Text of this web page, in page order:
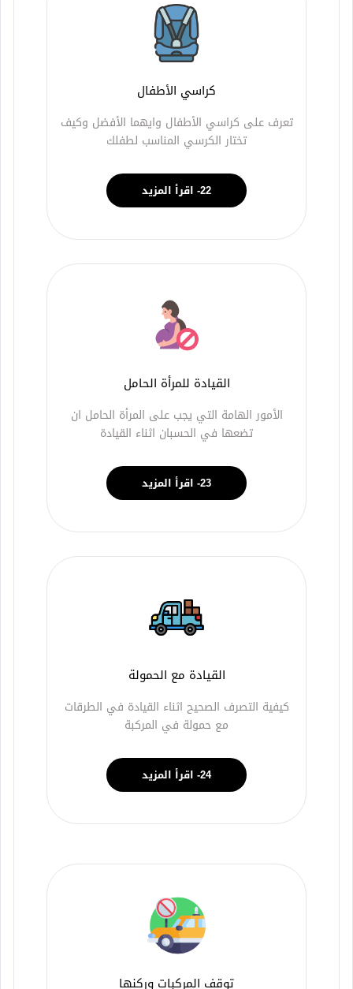
كراسي الأطفال
تعرف على كراسي الأطفال وايهما الأفضل وكيف
تختار الكرسي المناسب لطفلك
22- اقرأ المزيد
القيادة للمرأة الحامل
الأمور الهامة التي يجب على المرأة الحامل ان
تضعها في الحسبان اثناء القيادة
23- اقرأ المزيد
القيادة مع الحمولة
كيفية التصرف الصحيح اثناء القيادة في الطرقات
مع حمولة في المركبة
24- اقرأ المزيد
توقف المركبات وركنها